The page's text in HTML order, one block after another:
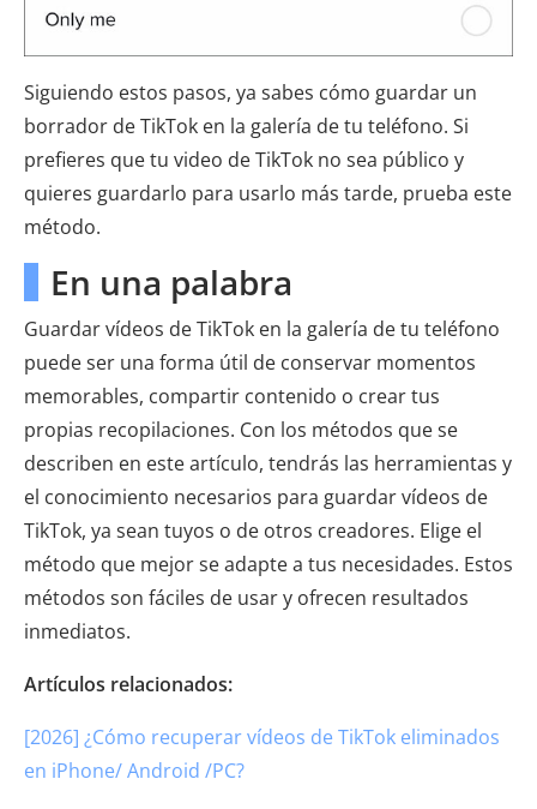
Siguiendo estos pasos, ya sabes cómo guardar un
borrador de TikTok en la galería de tu teléfono. Si
prefieres que tu video de TikTok no sea público y
quieres guardarlo para usarlo más tarde, prueba este
método.
En una palabra
Guardar vídeos de TikTok en la galería de tu teléfono
puede ser una forma útil de conservar momentos
memorables, compartir contenido o crear tus
propias recopilaciones. Con los métodos que se
describen en este artículo, tendrás las herramientas y
el conocimiento necesarios para guardar vídeos de
TikTok, ya sean tuyos o de otros creadores. Elige el
método que mejor se adapte a tus necesidades. Estos
métodos son fáciles de usar y ofrecen resultados
inmediatos.
Artículos relacionados:
[2026] ¿Cómo recuperar vídeos de TikTok eliminados
en iPhone/ Android /PC?